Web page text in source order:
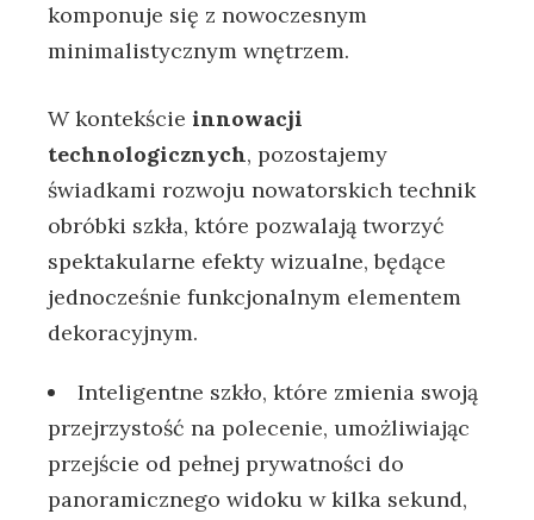
komponuje się z nowoczesnym ​
minimalistycznym wnętrzem.
W kontekścieinnowacji
technologicznych, ‍pozostajemy
świadkami rozwoju nowatorskich technik
obróbki szkła, które pozwalają tworzyć
spektakularne⁤ efekty wizualne, będące
jednocześnie funkcjonalnym ​elementem
dekoracyjnym.
Inteligentne ‍szkło, które ⁤zmienia swoją
przejrzystość na polecenie, umożliwiając
przejście od ⁤pełnej prywatności do​
panoramicznego widoku w kilka sekund,